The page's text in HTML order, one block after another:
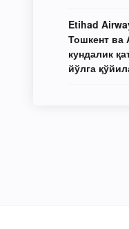
Etihad
Тошкент ва
кундалик
йўлга